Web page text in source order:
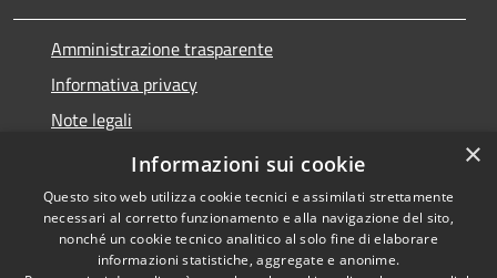
Amministrazione trasparente
Informativa privacy
Note legali
Dichiarazione di accessibilità
Copyright © 2026 • Comune di
×
Informazioni sui cookie
Questo sito web utilizza cookie tecnici e assimilati strettamente
necessari al corretto funzionamento e alla navigazione del sito,
nonché un cookie tecnico analitico al solo fine di elaborare
informazioni statistiche, aggregate e anonime.